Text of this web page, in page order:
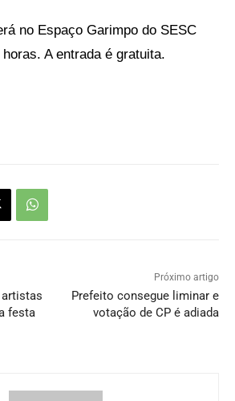
no Espaço Garimpo do SESC
A entrada é gratuita.
festa
Próximo artigo
Prefeito consegue liminar e
votação de CP é adiada